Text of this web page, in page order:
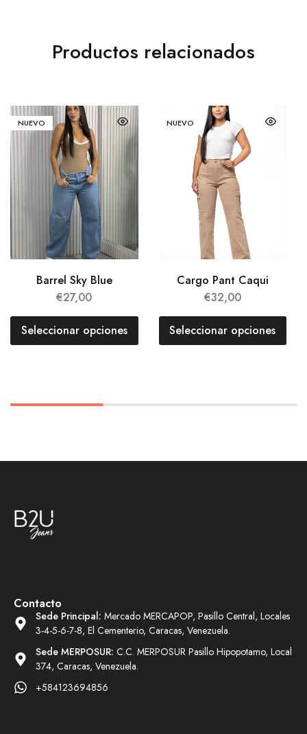
Productos relacionados
NUEVO
Barrel Sky Blue
€27,00
Seleccionar opciones
NUEVO
Cargo Pant Caqui
€32,00
Seleccionar opciones
Contacto
Sede Principal: Mercado MERCAPOP, Pasillo Central, Locales
3-4-5-6-7-8, El Cementerio, Caracas, Venezuela.
Sede MERPOSUR: C.C. MERPOSUR Pasillo Hipopotamo, Local
374, Caracas, Venezuela.
+584123694856